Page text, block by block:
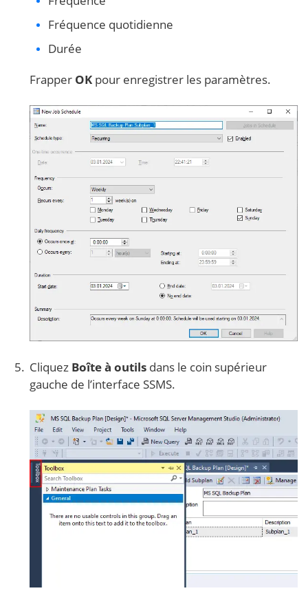
Fréquence quotidienne
Durée
Frapper OK pour enregistrer les paramètres.
Cliquez Boîte à outils dans le coin supérieur
gauche de l’interface SSMS.